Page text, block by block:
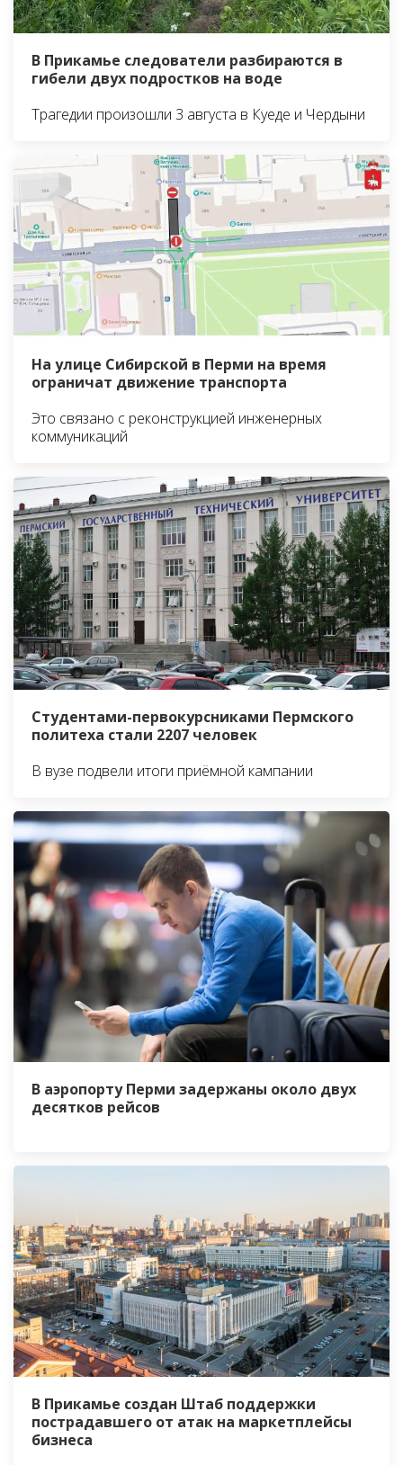
В Прикамье следователи разбираются в
гибели двух подростков на воде
Трагедии произошли 3 августа в Куеде и Чердыни
На улице Сибирской в Перми на время
ограничат движение транспорта
Это связано с реконструкцией инженерных
коммуникаций
Студентами-первокурсниками Пермского
политеха стали 2207 человек
В вузе подвели итоги приёмной кампании
В аэропорту Перми задержаны около двух
десятков рейсов
В Прикамье создан Штаб поддержки
пострадавшего от атак на маркетплейсы
бизнеса